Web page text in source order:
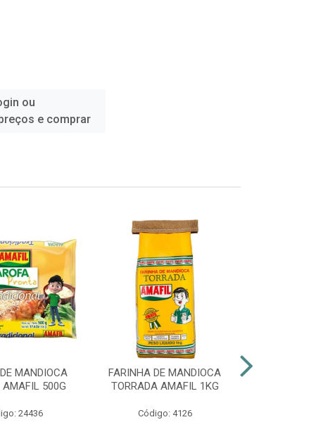
ou
e comprar
MANDIOCA
AMAFIL 500G
24436
FARINHA DE MANDIOCA
TORRADA AMAFIL 1KG
Código: 4126